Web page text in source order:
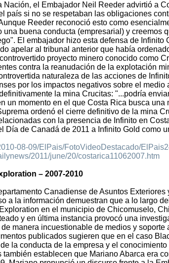
Nación, el Embajador Neil Reeder advirtió a
país si no se respetaban las obligaciones
Reeder reconoció esto como
buena conducta (empresarial) y creemos
El embajador hizo esta defensa de Infinito
apelar al tribunal anterior que había
proyecto minero conocido como
contra la reanudación de la explotación
naturaleza de las acciones de
por los impactos negativos sobre el medio
la mina Crucitas: "...podría
un momento en el que Costa Rica busca una
ordenó el cierre definitivo de la mina
con la presencia de Infinito en
Día de Canadá de 2011 a Infinito Gold como
08-09/ElPais/FotoVideoDestacado/
2011/june/20/costarica11062007.htm
– 2007-2010
Canadiense de Asuntos Exteriores
a la información demuestran que a lo largo
en el municipio de Chicomuselo,
y en última instancia provocó una
manera incuestionable de medios y soporte
publicados sugieren que en el caso
la conducta de la empresa y el conocimiento
también establecen que Mariano Abarca era